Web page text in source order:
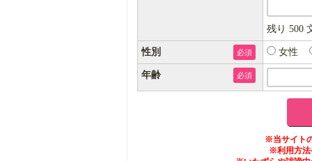
残り 500
性別 必須 女性
年齢 必須
※当サイト
※利用方法